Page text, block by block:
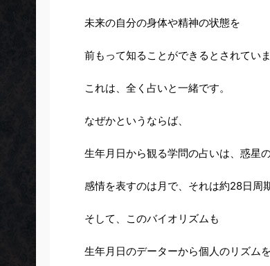
未来の自分の身体や精神の状態を
前もって知ることができるとされていま
これは、全く占いと一緒です。
なぜかというならば、
生年月日から観る学問の占いは、惑星
感情を表すのは月で、それは約28日周
そして、このバイオリズムも
生年月日のデーターから個人のリズム